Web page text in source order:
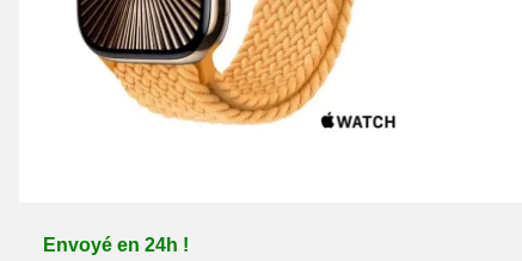
Envoyé en 24h !